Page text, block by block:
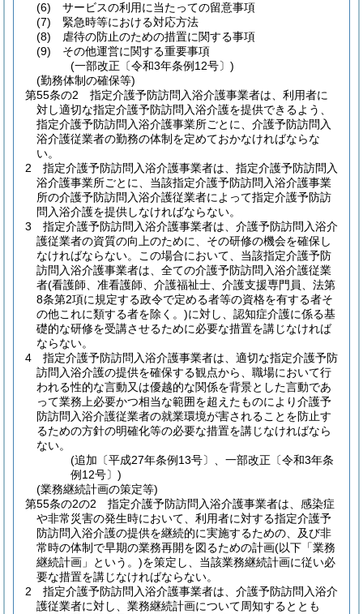
(6)
サービスの利用に当たっての留意事項
(7)
緊急時等における対応方法
(8)
虐待の防止のための措置に関する事項
(9)
その他運営に関する重要事項
(一部改正〔令和3年条例12号〕)
(勤務体制の確保等)
第55条の2
指定介護予防訪問入浴介護事業者は、利用者に
対し適切な指定介護予防訪問入浴介護を提供できるよう、
指定介護予防訪問入浴介護事業所ごとに、介護予防訪問入
浴介護従業者の勤務の体制を定めておかなければならな
い。
2
指定介護予防訪問入浴介護事業者は、指定介護予防訪問入
浴介護事業所ごとに、当該指定介護予防訪問入浴介護事業
所の介護予防訪問入浴介護従業者によって指定介護予防訪
問入浴介護を提供しなければならない。
3
指定介護予防訪問入浴介護事業者は、介護予防訪問入浴介
護従業者の資質の向上のために、その研修の機会を確保し
なければならない。
この場合において、当該指定介護予防
訪問入浴介護事業者は、全ての介護予防訪問入浴介護従業
者(看護師、准看護師、介護福祉士、介護支援専門員、法第
8条第2項に規定する政令で定める者等の資格を有する者そ
の他これに類する者を除く。)に対し、認知症介護に係る基
礎的な研修を受講させるために必要な措置を講じなければ
ならない。
4
指定介護予防訪問入浴介護事業者は、適切な指定介護予防
訪問入浴介護の提供を確保する観点から、職場において行
われる性的な言動又は優越的な関係を背景とした言動であ
って業務上必要かつ相当な範囲を超えたものにより介護予
防訪問入浴介護従業者の就業環境が害されることを防止す
るための方針の明確化等の必要な措置を講じなければなら
ない。
(追加〔平成27年条例13号〕、一部改正〔令和3年条
例12号〕)
(業務継続計画の策定等)
第55条の2の2
指定介護予防訪問入浴介護事業者は、感染症
や非常災害の発生時において、利用者に対する指定介護予
防訪問入浴介護の提供を継続的に実施するための、及び非
常時の体制で早期の業務再開を図るための計画(以下「業務
継続計画」という。)を策定し、当該業務継続計画に従い必
要な措置を講じなければならない。
2
指定介護予防訪問入浴介護事業者は、介護予防訪問入浴介
護従業者に対し、業務継続計画について周知するととも